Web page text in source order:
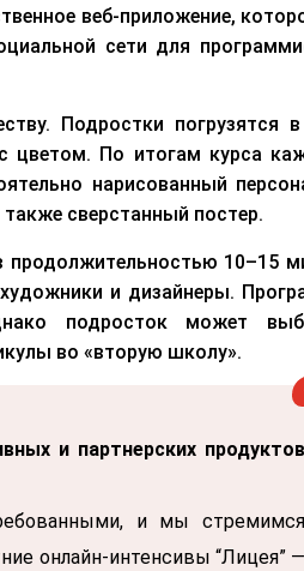
веб-приложение,
сети для
Подростки погрузятся
цветом. По итогам курса
нарисованный
сверстанный постер.
продолжительностью 10–15
и дизайнеры.
подросток может
во «вторую школу».
и партнерских продуктов
и мы стремимся
онлайн-интенсивы “Лицея” —